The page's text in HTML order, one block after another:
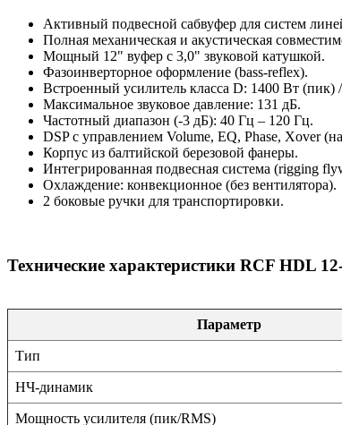
Активный подвесной сабвуфер для систем
Полная механическая и акустическая
Мощный 12" вуфер с 3,0" звуковой катушкой.
Фазоинверторное оформление (bass-reflex).
Встроенный усилитель класса D: 1400 Вт (пик)
Максимальное звуковое давление: 131 дБ.
Частотный диапазон (-3 дБ): 40 Гц – 120 Гц.
DSP с управлением Volume, EQ, Phase, Xover
Корпус из балтийской березовой фанеры.
Интегрированная подвесная система (rigging
Охлаждение: конвекционное (без вентилятора).
2 боковые ручки для транспортировки.
Технические характеристики RCF HDL
Параметр
Тип
НЧ-динамик
Мощность усилителя (пик/RMS)